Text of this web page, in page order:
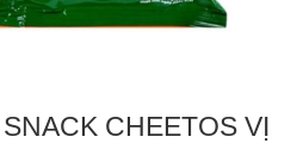
CHEETOS VỊ